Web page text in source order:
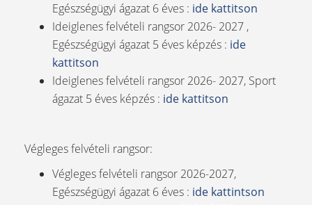
Egészségügyi ágazat 6 éves : ide kattitson
Ideiglenes felvételi rangsor 2026- 2027 ,
Egészségügyi ágazat 5 éves képzés : ide
kattitson
Ideiglenes felvételi rangsor 2026- 2027, Sport
ágazat 5 éves képzés : ide kattitson
Végleges felvételi rangsor:
Végleges felvételi rangsor 2026-2027,
Egészségügyi ágazat 6 éves : ide kattintson